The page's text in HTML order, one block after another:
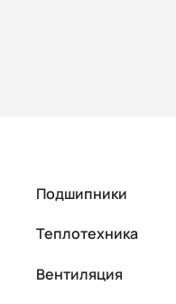
Подшипники
Теплотехника
Вентиляция